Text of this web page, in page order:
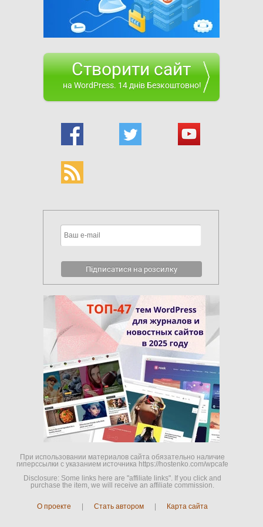
Створити сайт
на WordPress. 14 днів Безкоштовно!
При использовании материалов сайта обязательно наличие
гиперссылки c указанием источника https://hostenko.com/wpcafe
Disclosure: Some links here are "affiliate links". If you click and
purchase the item, we will receive an affiliate commission.
О проекте Стать автором Карта сайта